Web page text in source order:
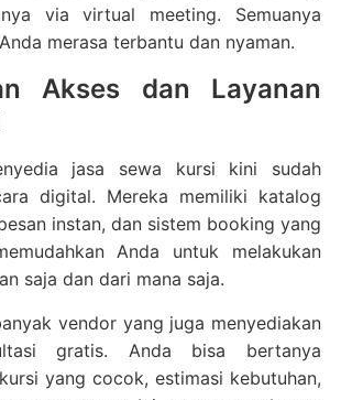
via virtual meeting. Semuanya
merasa terbantu dan nyaman.
Akses dan Layanan
jasa sewa kursi kini sudah
digital. Mereka memiliki katalog
instan, dan sistem booking yang
Anda untuk melakukan
saja dan dari mana saja.
vendor yang juga menyediakan
gratis. Anda bisa bertanya
yang cocok, estimasi kebutuhan,